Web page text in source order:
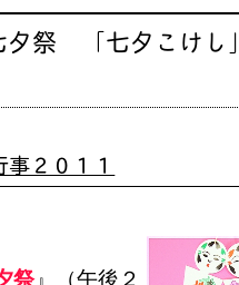
夕祭 「七夕こけし
２０１１
祭』（午後２